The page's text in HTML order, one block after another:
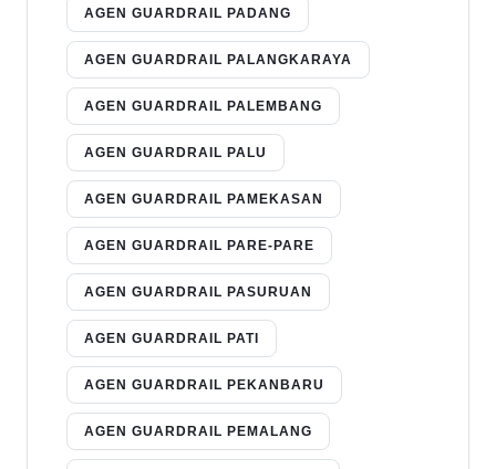
AGEN GUARDRAIL PADANG
AGEN GUARDRAIL PALANGKARAYA
AGEN GUARDRAIL PALEMBANG
AGEN GUARDRAIL PALU
AGEN GUARDRAIL PAMEKASAN
AGEN GUARDRAIL PARE-PARE
AGEN GUARDRAIL PASURUAN
AGEN GUARDRAIL PATI
AGEN GUARDRAIL PEKANBARU
AGEN GUARDRAIL PEMALANG